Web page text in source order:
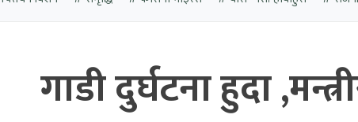
गाडी दुर्घटना हुदा